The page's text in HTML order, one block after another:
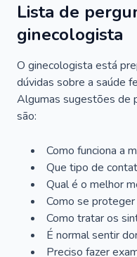
Lista de
ginecologista
O ginecologista está
dúvidas sobre a saúde
Algumas sugestões de
são:
Como funciona a
Que tipo de
Qual é o melhor
Como se
Como tratar os
É normal sentir
Preciso fazer